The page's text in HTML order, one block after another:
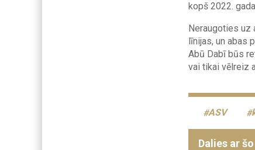
kopš 2022.
Neraugoties uz
līnijas, un abas
Abū Dabī būs
vai tikai vēlreiz
ASV
Dalies ar